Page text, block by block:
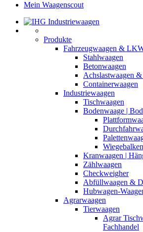
Mein Waagenscout
Produkte
Fahrzeugwaagen &
Stahlwaagen
Betonwaagen
Achslastwaagen
Containerwaagen
Industriewaagen
Tischwaagen
Bodenwaage |
Wiegebalken
Kranwaagen |
Zählwaagen
Checkweigher
Abfüllwaagen &
Hubwagen-
Agrarwaagen
Tierwaagen
Agrar
Fachhandel